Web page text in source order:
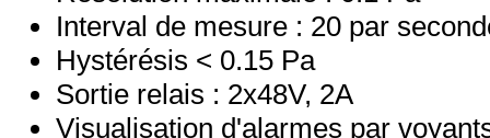
Interval de mesure : 20 par
Hystérésis < 0.15 Pa
Sortie relais : 2x48V, 2A
Visualisation d'alarmes par